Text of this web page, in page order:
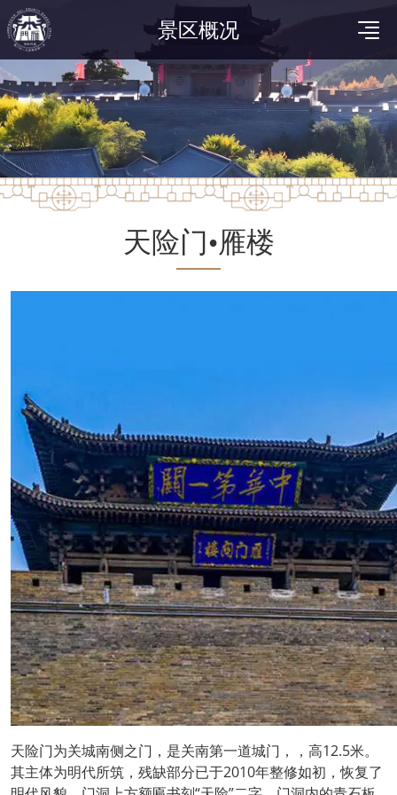
景区概况
天险门•雁楼
天险门为关城南侧之门，是关南第一道城门，，高12.5米。
其主体为明代所筑，残缺部分已于2010年整修如初，恢复了